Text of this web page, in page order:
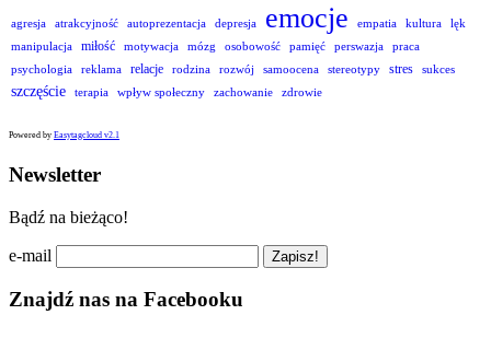
agresja atrakcyjność autoprezentacja depresja emocje empatia kultura
lęk
manipulacja
miłość motywacja mózg osobowość pamięć perswazja
praca
psychologia
reklama relacje rodzina rozwój samoocena stereotypy stres sukces
szczęście terapia wpływ społeczny zachowanie zdrowie
Powered by Easytagcloud v2.1
Newsletter
Bądź na bieżąco!
e-mail
Znajdź nas na Facebooku